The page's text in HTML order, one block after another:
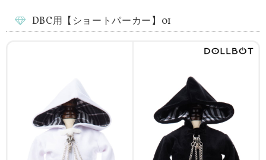
DBC用【ショートパーカー】01